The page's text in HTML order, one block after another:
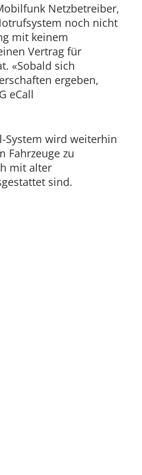
Netzbetreiber,
noch nicht
mit keinem
Vertrag für
«Sobald sich
ergeben,
eCall
System wird weiterhin
Fahrzeuge zu
mit alter
sind.